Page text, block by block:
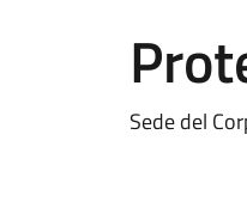
Sede del